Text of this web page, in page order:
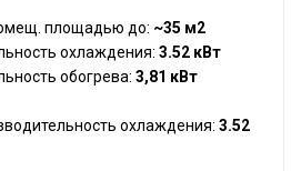
площадью до: ~35 м2
охлаждения: 3.52 кВт
обогрева: 3,81 кВт
охлаждения: 3.52